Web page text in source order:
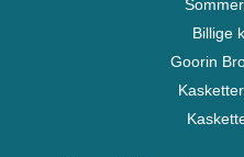
Billige
Goorin